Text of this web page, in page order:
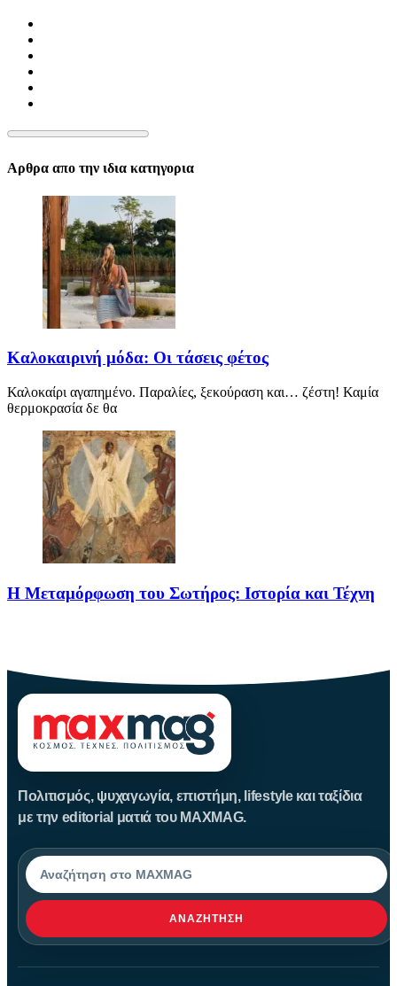
Αρθρα απο την ιδια κατηγορια
Καλοκαιρινή μόδα: Οι τάσεις φέτος
Καλοκαίρι αγαπημένο. Παραλίες, ξεκούραση και… ζέστη! Καμία
θερμοκρασία δε θα
Η Μεταμόρφωση του Σωτήρος: Ιστορία και Τέχνη
Πολιτισμός, ψυχαγωγία, επιστήμη, lifestyle και ταξίδια
με την editorial ματιά του MAXMAG.
Αναζήτηση
ΑΝΑΖΉΤΗΣΗ